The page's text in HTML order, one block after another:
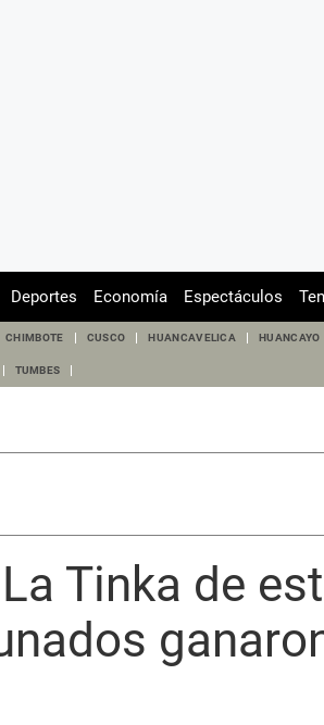
Deportes Economía Espectáculos
CHIMBOTE CUSCO HUANCAVELICA HUANCAYO
TUMBES
Tinka de